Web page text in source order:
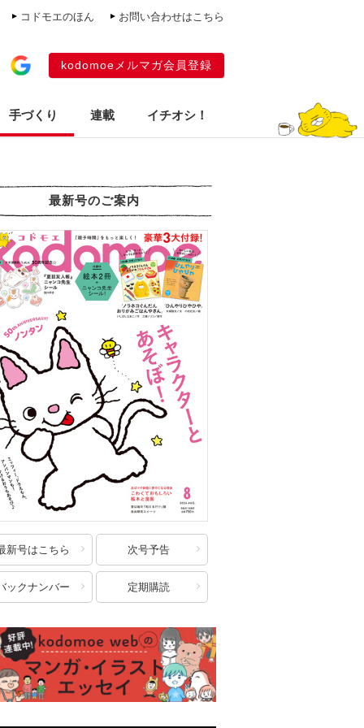
コドモエのほん お問い合わせはこちら
kodomoeメルマガ会員登録
手づくり 連載 イチオシ！
最新号のご案内
新号はこちら 次号予告
ックナンバー 定期購読